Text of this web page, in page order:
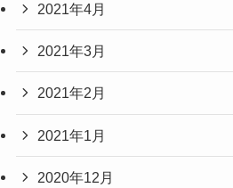
2021年4月
2021年3月
2021年2月
2021年1月
2020年12月